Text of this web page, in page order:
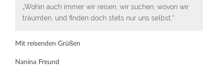
„Wohin auch immer wir reisen, wir suchen, wovon wir
träumten, und finden doch stets nur uns selbst.“
Mit reisenden Grüßen
Nanina Freund